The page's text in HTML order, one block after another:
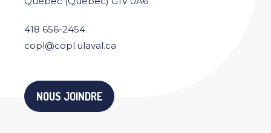
418 656-2454
copl@copl.ulaval.ca
NOUS JOINDRE